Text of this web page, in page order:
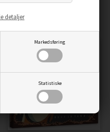
Markedsføring
Statistiske
detaljer
KAFFEBAR